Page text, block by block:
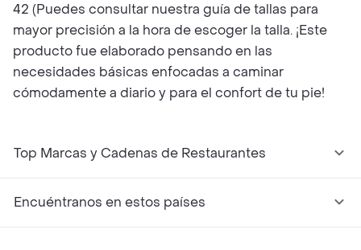
42 (Puedes consultar nuestra guía de tallas para
mayor precisión a la hora de escoger la talla. ¡Este
producto fue elaborado pensando en las
necesidades básicas enfocadas a caminar
cómodamente a diario y para el confort de tu pie!
Top Marcas y Cadenas de Restaurantes
Encuéntranos en estos países